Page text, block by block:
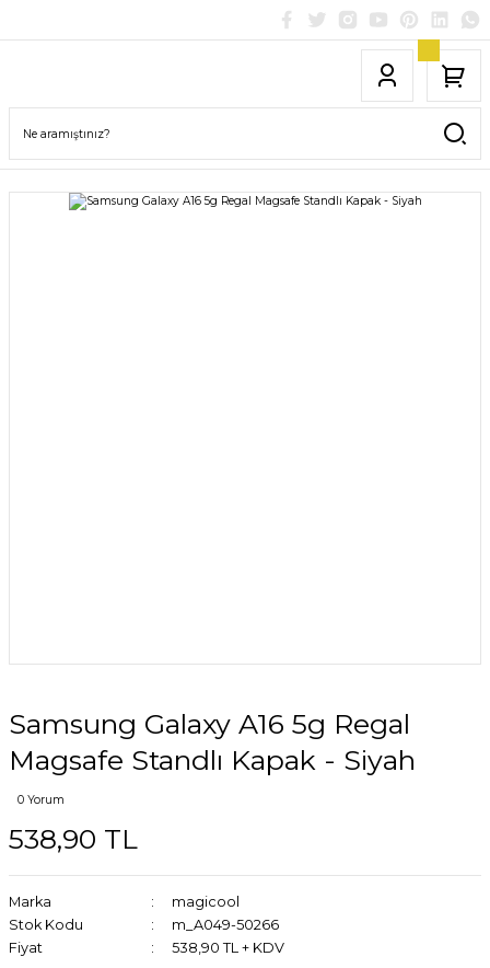
Samsung Galaxy A16 5g Regal
Magsafe Standlı Kapak - Siyah
0 Yorum
538,90 TL
Marka
magicool
Stok Kodu
m_A049-50266
Fiyat
538,90 TL + KDV